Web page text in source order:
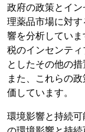
政府の政策とイ
理薬品市場に対
響を分析していま
税のインセンテ
としたその他の
また、これらの
価しています。
環境影響と持続